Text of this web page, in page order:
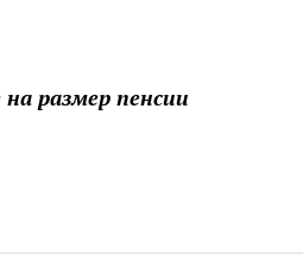
размер пенсии